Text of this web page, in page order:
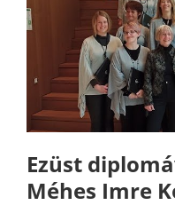
Ezüst
Méhes Imre